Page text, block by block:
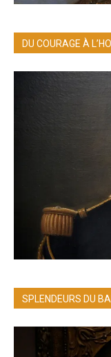
DU COURAGE À
SPLENDEURS DU